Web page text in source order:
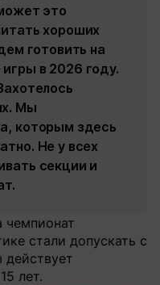
это
хороших
готовить на
в 2026 году.
Мы
которым здесь
Не у всех
секции и
чемпионат
стали допускать с
лет.